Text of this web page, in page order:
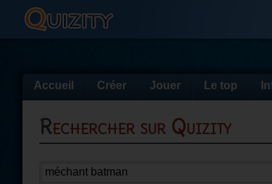
Accueil Créer Jouer Le top
Rechercher sur Quizity